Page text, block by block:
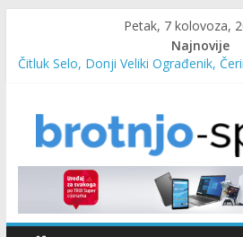
Petak, 7 kolovoza,
Najnovije
Čitluk Selo, Donji Veliki Ograđenik,
Marin Čilić napredovao na ATP ljestvici
Poznati polufinalisti MNL MZ općine
Predsjednica Vlade Marija Buhač,
načelnik Marin Radišić čestitali
sportsko edukativnog kampa “Izlazi